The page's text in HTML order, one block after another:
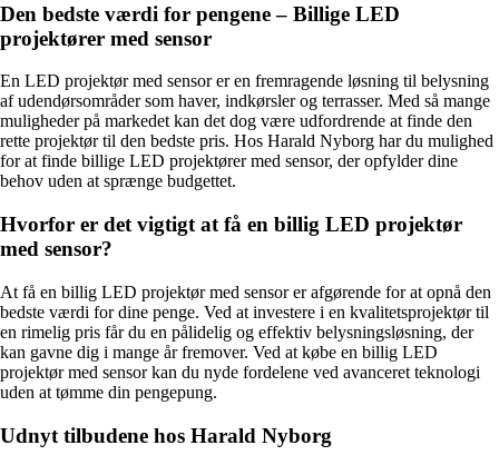
Den bedste værdi for pengene – Billige LED
projektører med sensor
En LED projektør med sensor er en fremragende løsning til belysning
af udendørsområder som haver, indkørsler og terrasser. Med så mange
muligheder på markedet kan det dog være udfordrende at finde den
rette projektør til den bedste pris. Hos Harald Nyborg har du mulighed
for at finde billige LED projektører med sensor, der opfylder dine
behov uden at sprænge budgettet.
Hvorfor er det vigtigt at få en billig LED projektør
med sensor?
At få en billig LED projektør med sensor er afgørende for at opnå den
bedste værdi for dine penge. Ved at investere i en kvalitetsprojektør til
en rimelig pris får du en pålidelig og effektiv belysningsløsning, der
kan gavne dig i mange år fremover. Ved at købe en billig LED
projektør med sensor kan du nyde fordelene ved avanceret teknologi
uden at tømme din pengepung.
Udnyt tilbudene hos Harald Nyborg